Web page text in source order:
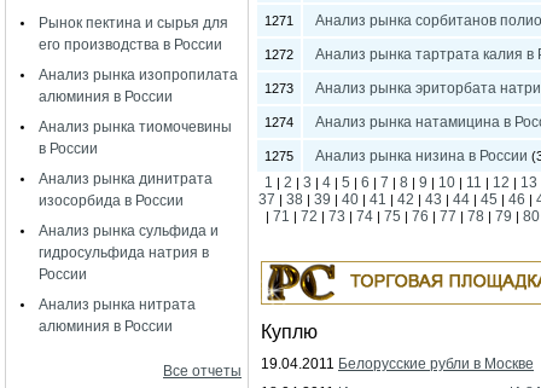
Рынок пектина и сырья для
его производства в России
Анализ рынка изопропилата
алюминия в России
Анализ рынка тиомочевины
в России
Анализ рынка динитрата
изосорбида в России
Анализ рынка сульфида и
гидросульфида натрия в
России
Анализ рынка нитрата
алюминия в России
Все отчеты
1271 Анализ рынка сорбитанов
1272 Анализ рынка тартрата калия в
1273 Анализ рынка эриторбата
1274 Анализ рынка натамицина в
1275 Анализ рынка низина в России
1 |2 |3 |4 |5 |6 |7 |8 |9 | 10 | 11 | 12 | 13
37 |38 |39 |40 |41 |42 |43 |44 |45 |46 |
| 71 | 72 | 73 | 74 | 75 | 76 | 77 | 78 | 79 | 80
Куплю
19.04.2011 Белорусские рубли в Москве